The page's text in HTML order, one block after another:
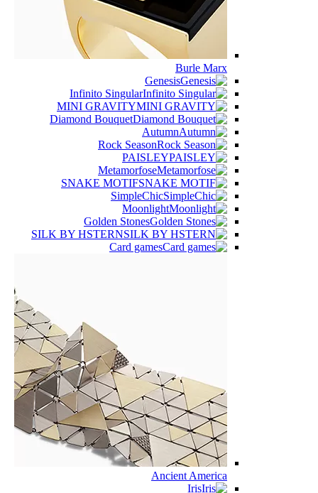
Burle Marx
Genesis
Infinito Singular
MINI GRAVITY
Diamond Bouquet
Autumn
Rock Season
PAISLEY
Metamorfose
SNAKE MOTIF
SimpleChic
Moonlight
Golden Stones
SILK BY HSTERN
Card games
Ancient America
Iris